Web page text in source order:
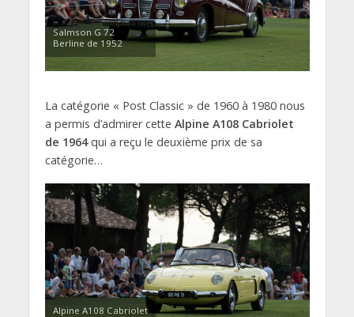
Salmson G 72
Berline de 1952
La catégorie « Post Classic » de 1960 à 1980 nous
a permis d’admirer cette Alpine A108 Cabriolet
de 1964qui a reçu le deuxième prix de sa
catégorie…
Alpine A108 Cabriolet